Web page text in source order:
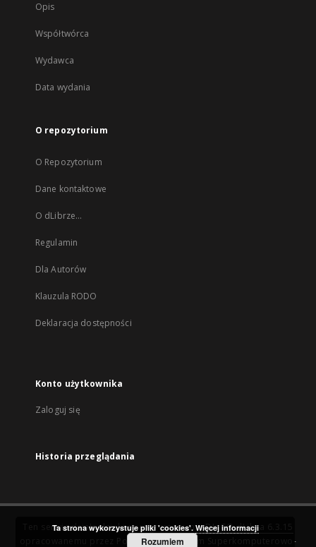
Opis
Współtwórca
Wydawca
Data wydania
O repozytorium
O Repozytorium
Dane kontaktowe
O dLibrze...
Regulamin
Dla Autorów
Klauzula RODO
Deklaracja dostępności
Konto użytkownika
Zaloguj się
Historia przeglądania
Ten serwis działa dzięki oprogramowaniuDInGO dLibra 6.3.15
Poznańskie Centrum Superkomputerowo-
Ta strona wykorzystuje pliki 'cookies'. Więcej informacji
Rozumiem